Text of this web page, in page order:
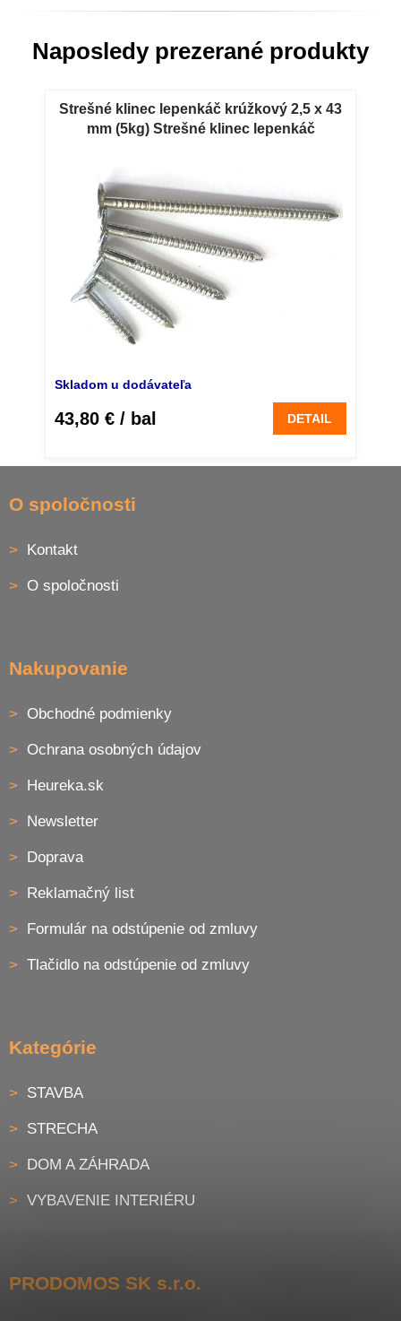
Naposledy prezerané produkty
Strešné klinec lepenkáč krúžkový 2,5 x 43
mm (5kg) Strešné klinec lepenkáč
Skladom u dodávateľa
43,80 € / bal DETAIL
O spoločnosti
Kontakt
O spoločnosti
Nakupovanie
Obchodné podmienky
Ochrana osobných údajov
Heureka.sk
Newsletter
Doprava
Reklamačný list
Formulár na odstúpenie od zmluvy
Tlačidlo na odstúpenie od zmluvy
Kategórie
STAVBA
STRECHA
DOM A ZÁHRADA
VYBAVENIE INTERIÉRU
PRODOMOS SK s.r.o.